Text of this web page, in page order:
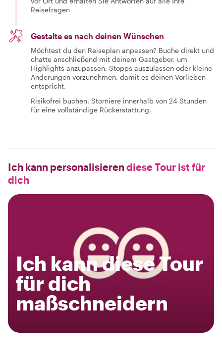
Reisefragen
Gestalte es nach deinen Wünschen
Möchtest du den Reiseplan anpassen? Buche direkt und
chatte anschließend mit deinem Gastgeber, um
Highlights anzupassen, Stopps auszulassen oder kleine
Änderungen vorzunehmen, damit es deinen Vorlieben
entspricht.
Risikofrei buchen. Storniere innerhalb von 24 Stunden
für eine vollständige Rückerstattung.
Ich kann personalisieren diese Tour ist für
dich
Ich kann diese Tour
für dich
maßschneidern